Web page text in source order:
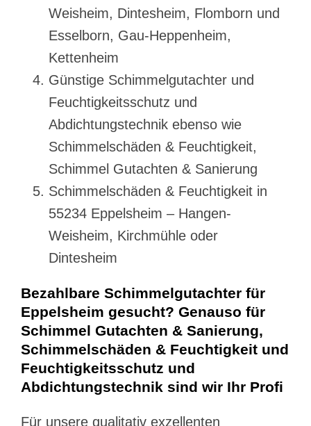
Weisheim, Dintesheim, Flomborn und
Esselborn, Gau-Heppenheim,
Kettenheim
Günstige Schimmelgutachter und
Feuchtigkeitsschutz und
Abdichtungstechnik ebenso wie
Schimmelschäden & Feuchtigkeit,
Schimmel Gutachten & Sanierung
Schimmelschäden & Feuchtigkeit in
55234 Eppelsheim – Hangen-
Weisheim, Kirchmühle oder
Dintesheim
Bezahlbare Schimmelgutachter für
Eppelsheim gesucht? Genauso für
Schimmel Gutachten & Sanierung,
Schimmelschäden & Feuchtigkeit und
Feuchtigkeitsschutz und
Abdichtungstechnik sind wir Ihr Profi
Für unsere qualitativ exzellenten